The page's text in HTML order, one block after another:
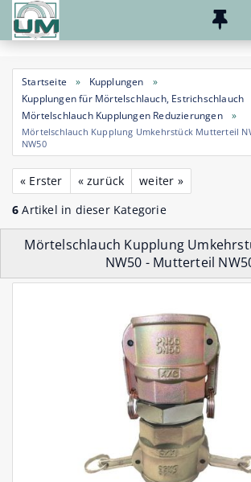
Direkt
Hauptinhalt
Startseite » Kupplungen
»
Kupplungen für Mörtelschlauch, Estrichschlauch
Mörtelschlauch Kupplungen Reduzierungen
»
Mörtelschlauch Kupplung Umkehrstück Mutterteil
NW50
« Erster « zurück
weiter »
6 Artikel in dieser Kategorie
Mörtelschlauch Kupplung
NW50 - Mutterteil